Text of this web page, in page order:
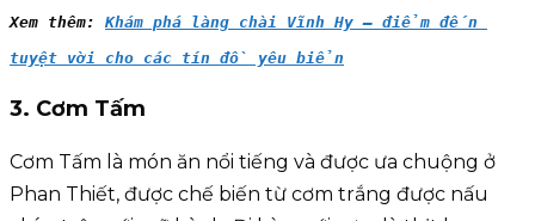
Xem thêm: Khám phá làng chài Vĩnh Hy – điểm đến
tuyệt vời cho các tín đồ yêu biển
3. Cơm Tấm
Cơm Tấm là món ăn nổi tiếng và được ưa chuộng ở
Phan Thiết, được chế biến từ cơm trắng được nấu